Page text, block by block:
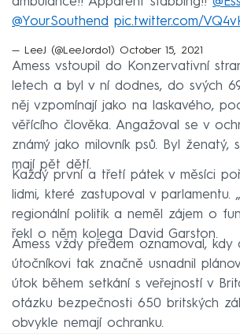
@YourSouthend pic.twitter.com/
— LeeJ (@LeeJordo1) October 15, 2021
Amess vstoupil do Konzervativní
letech a byl v ní dodnes, do svých
něj vzpomínají jako na laskavého,
věřícího člověka. Angažoval se v
známý jako milovník psů. Byl ženatý,
mají pět dětí.
Každý první a třetí pátek v měsíci
lidmi, které zastupoval v parlamentu.
regionální politik a neměl zájem o
řekl o něm kolega David Garston.
Amess vždy předem oznamoval,
útočníkovi tak značně usnadnil
útok během setkání s veřejností v
otázku bezpečnosti 650 britských
obvykle nemají ochranku.